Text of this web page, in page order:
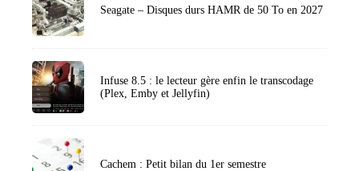
Seagate – Disques durs HAMR de 50 To en 2027
Infuse 8.5 : le lecteur gère enfin le transcodage
(Plex, Emby et Jellyfin)
Cachem : Petit bilan du 1er semestre